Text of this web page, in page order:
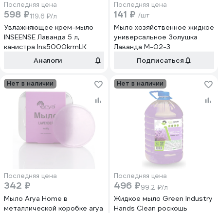
Последняя цена
598 ₽119.6 ₽/л
Увлажняющее крем-мыло
INSEENSE Лаванда 5 л,
канистра Ins5000krmLK
Аналоги
Последняя цена
141 ₽ /шт
Мыло хозяйственное жидкое
универсальное Золушка
Лаванда М-02-3
Подписаться
Нет в наличии
Последняя цена
342 ₽
Мыло Arya Home в
металлической коробке arya
Нет в наличии
Последняя цена
496 ₽99.2 ₽/л
Жидкое мыло Green Industry
Hands Clean роскошь